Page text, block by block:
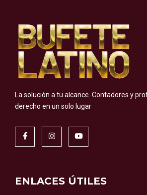
La solución a tu alcance. Contadores y
derecho en un solo lugar
ENLACES ÚTILES